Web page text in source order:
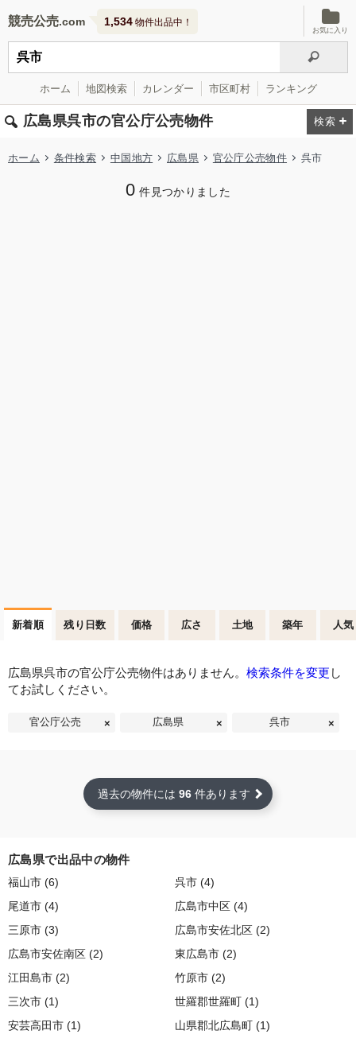
競売公売 1,534 物件出品中！
お気に入り
ホーム 地図検索 カレンダー 市区町村 ランキング
広島県呉市の官公庁公売物件
ホーム 条件検索 中国地方 広島県 官公庁公売物件 呉市
0 件見つかりました
新着順 残り日数 価格 広さ 土地 築年 人気
広島県呉市の官公庁公売物件はありません。 検索条件を変更 し
てお試しください。
官公庁公売 広島県 呉市
過去の物件には 96 件あります
広島県で出品中の物件
福山市 (6) 呉市 (4)
尾道市 (4) 広島市中区 (4)
三原市 (3) 広島市安佐北区 (2)
広島市安佐南区 (2) 東広島市 (2)
江田島市 (2) 竹原市 (2)
三次市 (1) 世羅郡世羅町 (1)
安芸高田市 (1) 山県郡北広島町 (1)